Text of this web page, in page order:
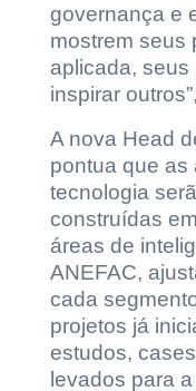
governança e
mostrem seus
aplicada,
inspirar
A nova Head
pontua que as
tecnologia
construídas
áreas de
ANEFAC,
cada
projetos já
estudos,
levados para